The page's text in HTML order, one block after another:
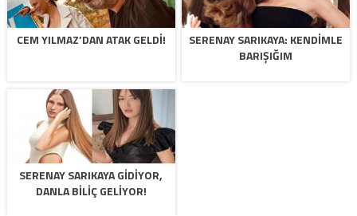
CEM YILMAZ’DAN ATAK GELDI!
SERENAY SARIKAYA: KENDIMLE
BARIŞIĞIM
SERENAY SARIKAYA GIDIYOR,
DANLA BILIÇ GELIYOR!